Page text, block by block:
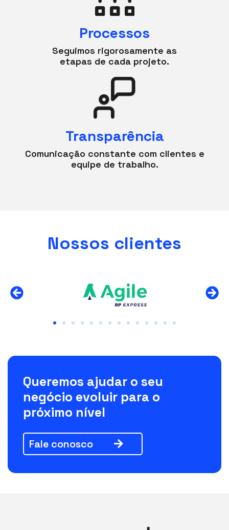
Processos
Seguimos rigorosamente as
etapas de cada projeto.
Transparência
Comunicação constante com clientes e
equipe de trabalho.
Nossos clientes
Queremos ajudar o seu
negócio evoluir para o
próximo nível
Fale conosco